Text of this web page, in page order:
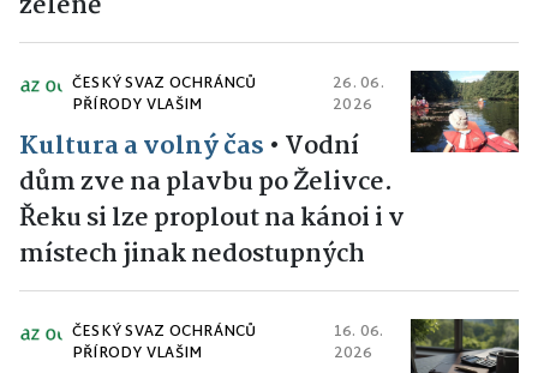
ČESKÝ SVAZ OCHRÁNCŮ
PŘÍRODY VLAŠIM
26. 06.
2026
Kultura a volný čas • Vodní
dům zve na plavbu po Želivce.
Řeku si lze proplout na kánoi i v
místech jinak nedostupných
ČESKÝ SVAZ OCHRÁNCŮ
PŘÍRODY VLAŠIM
16. 06.
2026